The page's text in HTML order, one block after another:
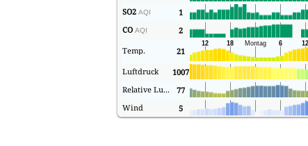
SO2 AQI 1
CO AQI 2
Temp.
21
Luftdruck
1007
Relative Luftfeuchtigkeit
77
Wind
5